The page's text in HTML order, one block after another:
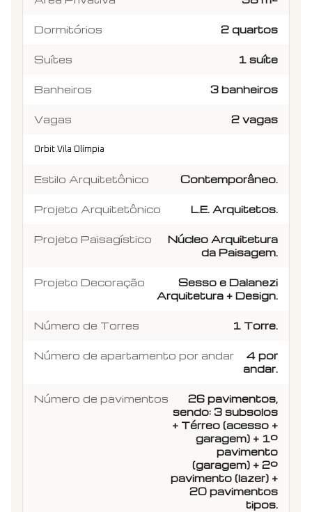
Dormitórios 2 quartos
Suítes 1 suíte
Banheiros 3 banheiros
Vagas 2 vagas
Orbit Vila Olímpia
Estilo Arquitetônico Contemporâneo.
Projeto Arquitetônico L.E. Arquitetos.
Projeto Paisagístico
Núcleo Arquitetura
da Paisagem.
Projeto Decoração
Sesso e Dalanezi
Arquitetura + Design.
Número de Torres 1 Torre.
Número de apartamento por andar
4 por
andar.
Número de pavimentos
26 pavimentos,
sendo: 3 subsolos
+ Térreo (acesso +
garagem) + 1º
pavimento
(garagem) + 2º
pavimento (lazer) +
20 pavimentos
tipos.